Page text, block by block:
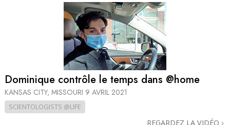
Dominique contrôle le temps dans @home
KANSAS CITY, MISSOURI 9 AVRIL 2021
SCIENTOLOGISTS @LIFE
REGARDEZ LA VIDÉO